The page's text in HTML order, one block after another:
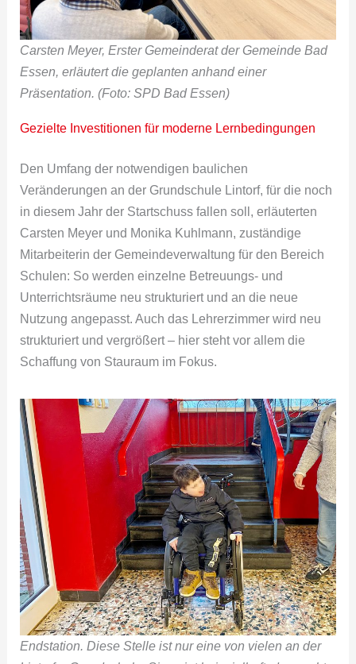
Carsten Meyer, Erster Gemeinderat der Gemeinde Bad
Essen, erläutert die geplanten anhand einer
Präsentation. (Foto: SPD Bad Essen)
Gezielte Investitionen für moderne Lernbedingungen
Den Umfang der notwendigen baulichen
Veränderungen an der Grundschule Lintorf, für die noch
in diesem Jahr der Startschuss fallen soll, erläuterten
Carsten Meyer und Monika Kuhlmann, zuständige
Mitarbeiterin der Gemeindeverwaltung für den Bereich
Schulen: So werden einzelne Betreuungs- und
Unterrichtsräume neu strukturiert und an die neue
Nutzung angepasst. Auch das Lehrerzimmer wird neu
strukturiert und vergrößert – hier steht vor allem die
Schaffung von Stauraum im Fokus.
Endstation. Diese Stelle ist nur eine von vielen an der